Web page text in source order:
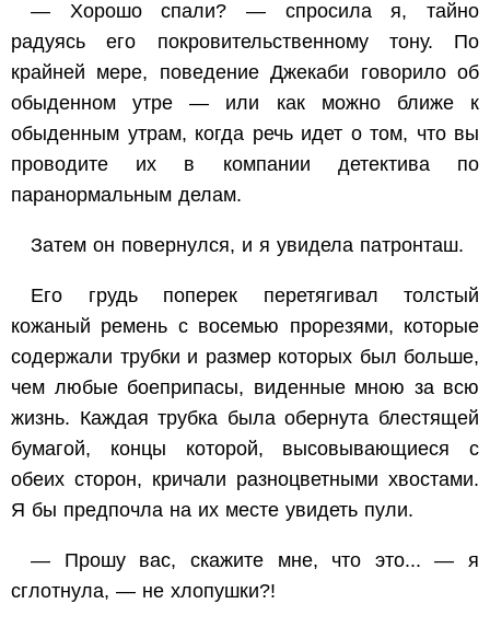
— Хорошо спали? — спросила я, тайно
радуясь его покровительственному тону. По
крайней мере, поведение Джекаби говорило об
обыденном утре — или как можно ближе к
обыденным утрам, когда речь идет о том, что вы
проводите их в компании детектива по
паранормальным делам.
Затем он повернулся, и я увидела патронташ.
Его грудь поперек перетягивал толстый
кожаный ремень с восемью прорезями, которые
содержали трубки и размер которых был больше,
чем любые боеприпасы, виденные мною за всю
жизнь. Каждая трубка была обернута блестящей
бумагой, концы которой, высовывающиеся с
обеих сторон, кричали разноцветными хвостами.
Я бы предпочла на их месте увидеть пули.
— Прошу вас, скажите мне, что это... — я
сглотнула, — не хлопушки?!